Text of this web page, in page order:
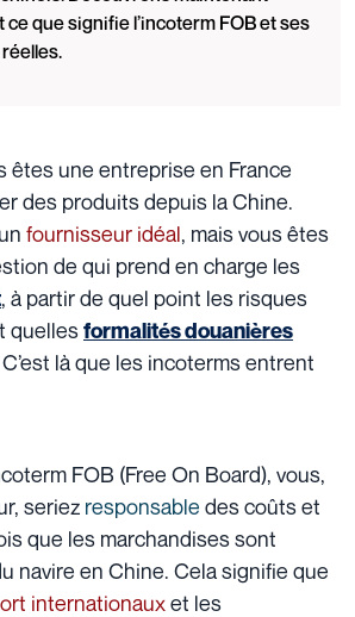
que signifie l’incoterm FOB et ses
êtes une entreprise en France
des produits depuis la Chine.
fournisseur idéal, mais vous êtes
de qui prend en charge les
, à partir de quel point les risques
quellesformalités douanières
C’est là que les incoterms entrent
FOB (Free On Board), vous,
seriez responsable des coûts et
que les marchandises sont
navire en Chine. Cela signifie que
internationauxet les